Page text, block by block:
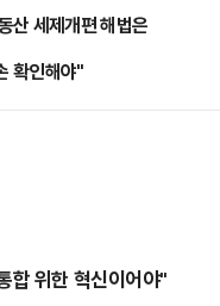
산 세제개편 해법은
확인해야"
합 위한 혁신이어야"